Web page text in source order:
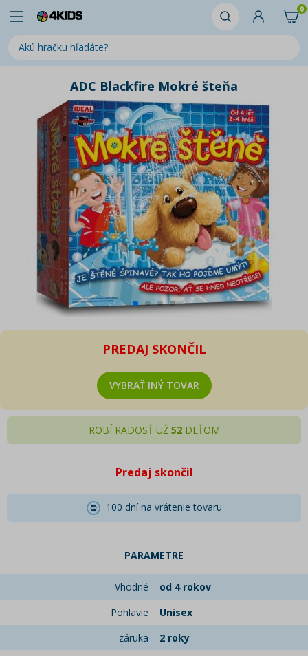
0
ADC Blackfire Mokré šteňa
PREDAJ SKONČIL
VYBRAŤ INÝ TOVAR
ROBÍ RADOSŤ UŽ 52DEŤOM
Predaj skončil
100 dní na vrátenie tovaru
PARAMETRE
Vhodné
od 4 rokov
Pohlavie
Unisex
záruka
2 roky